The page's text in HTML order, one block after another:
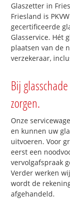
Glaszetter in
Friesland is
gecertificeerde
Glasservice. Hét
plaatsen van de
verzekeraar,
Bij
zorgen.
Onze
en kunnen uw
uitvoeren. Voor
eerst een
vervolgafspraak
Verder werken
wordt de
afgehandeld.